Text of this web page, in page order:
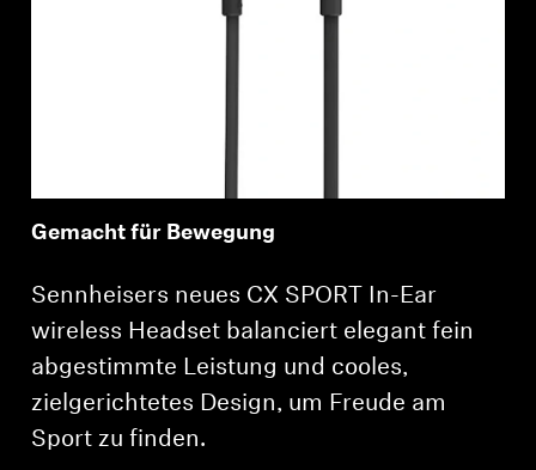
Gemacht für Bewegung
Sennheisers neues CX SPORT In-Ear
wireless Headset balanciert elegant fein
abgestimmte Leistung und cooles,
zielgerichtetes Design, um Freude am
Sport zu finden.